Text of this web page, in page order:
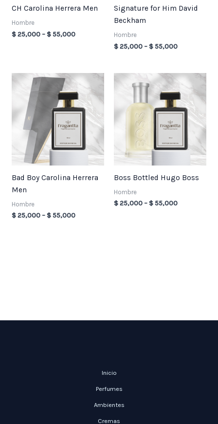
CH Carolina Herrera Men
Hombre
$25,000 –$55,000
Signature for Him David
Beckham
Hombre
$25,000 –$55,000
Bad Boy Carolina Herrera
Men
Hombre
$25,000 –$55,000
Price
$ 25,000
through
$ 55,000
Boss Bottled Hugo Boss
Hombre
$25,000 –$55,000
Price
$ 25,000
through
$ 55,000
Inicio
Perfumes
Ambientes
Cremas